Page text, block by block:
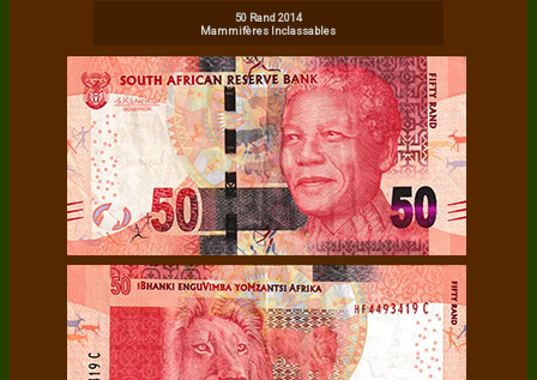
50 Rand 2014
Mammifères Inclassables